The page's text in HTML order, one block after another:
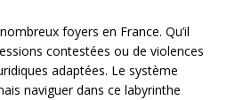
foyers en France. Qu’il
contestées ou de violences
adaptées. Le système
naviguer dans ce labyrinthe